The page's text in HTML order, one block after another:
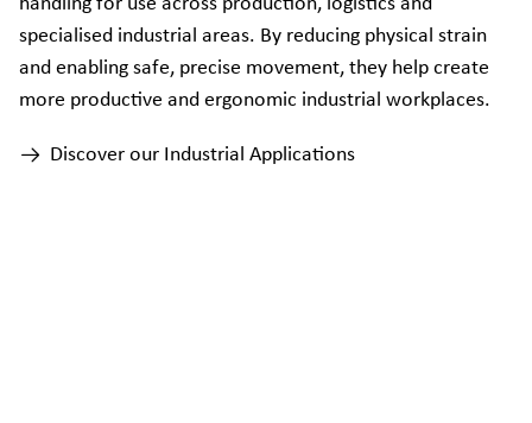
specialised industrial areas. By reducing physical strain
and enabling safe, precise movement, they help create
more productive and ergonomic industrial workplaces.
Discover our Industrial Applications